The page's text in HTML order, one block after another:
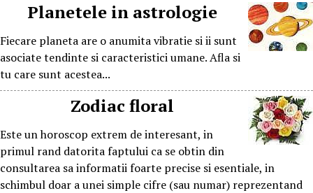
Planetele in astrologie
Fiecare planeta are o anumita vibratie si ii sunt
asociate tendinte si caracteristici umane. Afla si
tu care sunt acestea...
Zodiac floral
Este un horoscop extrem de interesant, in
primul rand datorita faptului ca se obtin din
consultarea sa informatii foarte precise si esentiale, in
schimbul doar a unei simple cifre (sau numar) reprezentand